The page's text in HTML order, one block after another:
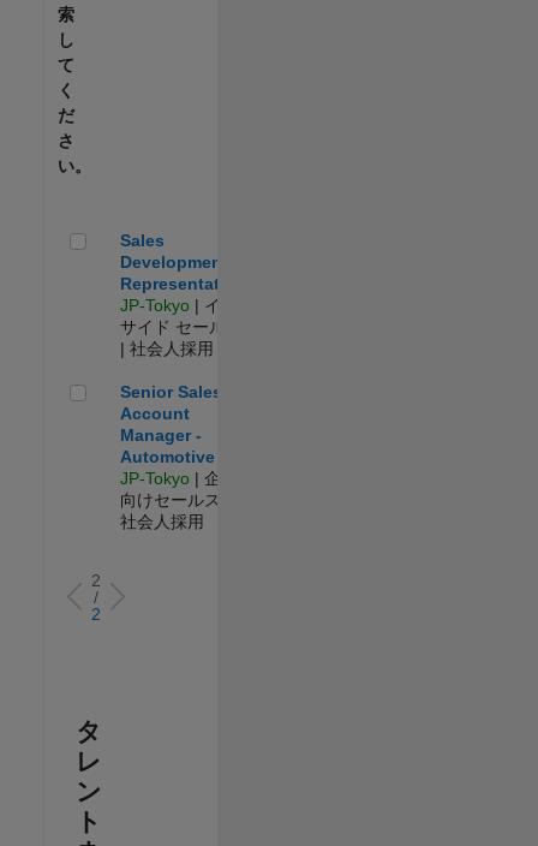
索
し
て
く
だ
さ
い。
Sales Development Representative
Sales
Development
Representative
JP-Tokyo | イン
サイド セールス
| 社会人採用
Senior Sales Account Manager - Automotive
Senior Sales
Account
Manager -
Automotive
JP-Tokyo | 企業
向けセールス |
社会人採用
2
/
2
タ
レ
ン
ト